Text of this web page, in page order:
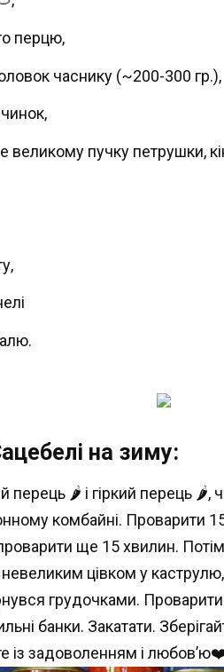
перцю,
часнику (~200-300 гр.),
пучку петрушки,
на зиму:
перець 🌶 і гіркий перець 🌶,
комбайні. Проварити
ще 15 хвилин.
невеликим цівком у
грудочками.
банки. Закатати.
із задоволенням і